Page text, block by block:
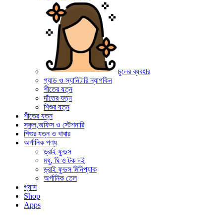
চুলের ব্যবহার
প্যাড ও স্যানিটারি ন্যাপকিন
শীতের যত্ন
দাঁতের যত্ন
শিশুর যত্ন
শীতের যত্ন
স্কুল,অফিস ও স্টেশনারি
শিশুর যত্ন ও খাবার
অর্গানিক পণ্য
ড্রাই ফুডস
মধু, ঘি ও টক দই
ড্রাই ফুডস মিনিপ্যাক
অর্গানিক তেল
গ্যাস
Shop
Apps